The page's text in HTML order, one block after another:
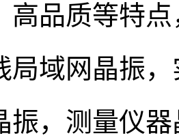
高品质等特
局域网晶振
振，测量仪